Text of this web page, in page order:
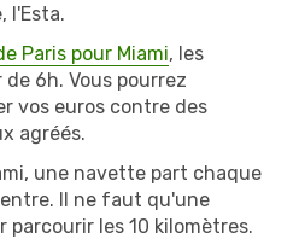
l'Esta.
Paris pour Miami, les
6h. Vous pourrez
vos euros contre des
agréés.
une navette part chaque
Il ne faut qu'une
parcourir les 10 kilomètres.